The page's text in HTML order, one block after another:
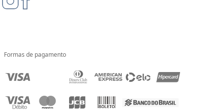
Formas de pagamento